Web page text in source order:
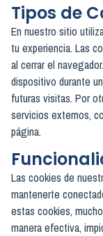
Tipos de
En nuestro sitio
tu experiencia. Las
al cerrar el
dispositivo durante
futuras visitas. Por
servicios externos,
página.
Las cookies de
mantenerte
estas cookies,
manera efectiva,